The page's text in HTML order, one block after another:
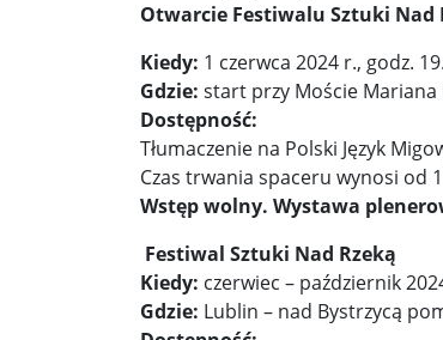
Otwarcie Festiwalu Sztuki Nad
Kiedy: 1 czerwca 2024 r., godz.
Gdzie: start przy Moście Mariana
Dostępność:
Tłumaczenie na Polski Język
Czas trwania spaceru wynosi od
Wstęp wolny. Wystawa
Festiwal Sztuki Nad Rzeką
Kiedy: czerwiec – październik
Gdzie: Lublin – nad Bystrzycą